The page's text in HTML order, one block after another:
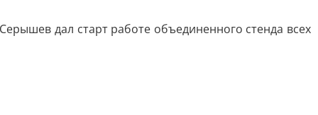
дал старт работе объединенного стенда всех